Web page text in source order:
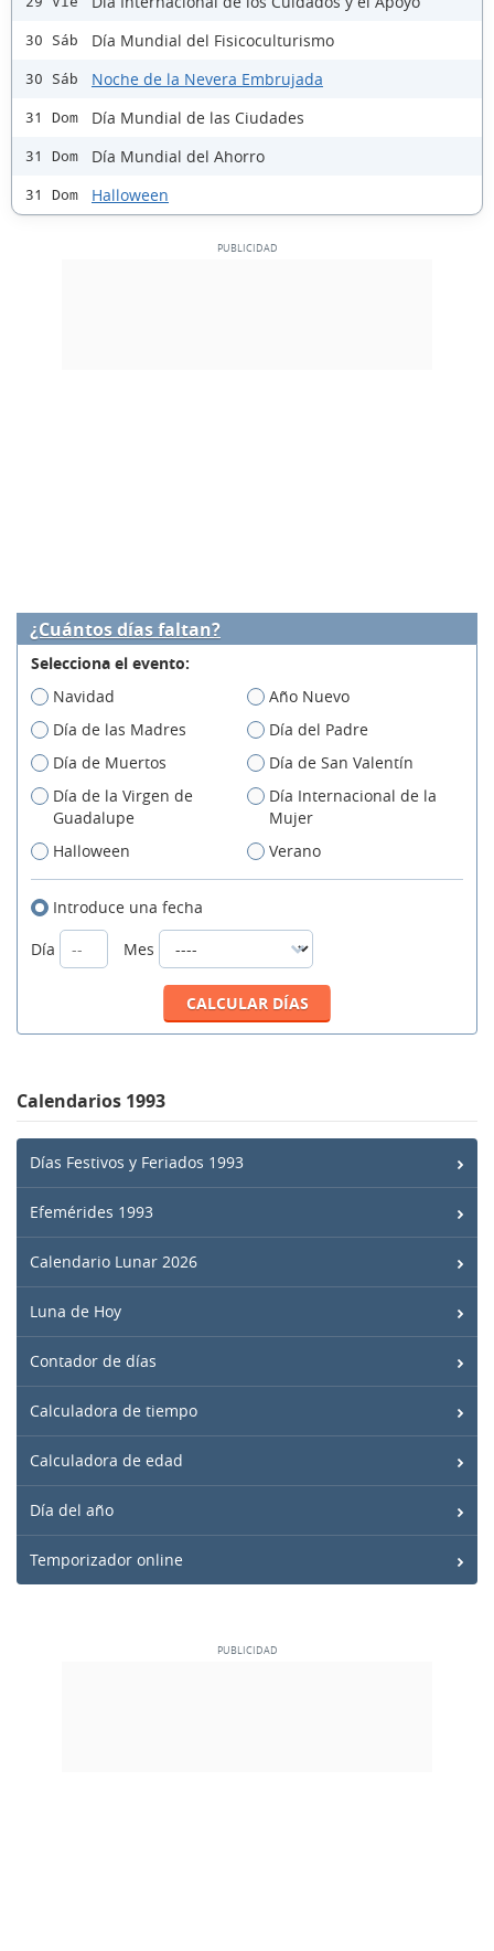
30 Sáb Día Mundial del Fisicoculturismo
30 Sáb Noche de la Nevera Embrujada
31 Dom Día Mundial de las Ciudades
31 Dom Día Mundial del Ahorro
31 Dom Halloween
¿Cuántos días faltan?
Selecciona el evento:
Navidad
Año Nuevo
Día de las Madres
Día del Padre
Día de Muertos
Día de San Valentín
Día de la Virgen de
Guadalupe
Día Internacional de la
Mujer
Halloween
Verano
Introduce una fecha
Día
Mes
Calendarios 1993
Días Festivos y Feriados 1993
Efemérides 1993
Calendario Lunar 2026
Luna de Hoy
Contador de días
Calculadora de tiempo
Calculadora de edad
Día del año
Temporizador online